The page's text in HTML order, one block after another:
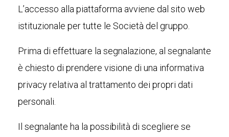
L’accesso alla piattaforma avviene dal sito web
istituzionale per tutte le Società del gruppo.
Prima di effettuare la segnalazione, al segnalante
è chiesto di prendere visione di una informativa
privacy relativa al trattamento dei propri dati
personali.
Il segnalante ha la possibilità di scegliere se